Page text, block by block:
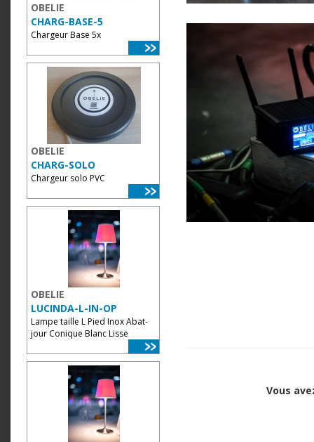
OBELIE
CHARG-BASE-5
Chargeur Base 5x
OBELIE
CHARG-SOLO
Chargeur solo PVC
OBELIE
LUCINDA-L-IN-OP
Lampe taille L Pied Inox Abat-
jour Conique Blanc Lisse
Vous